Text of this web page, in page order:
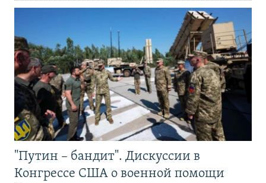
"Путин – бандит". Дискуссии в
Конгрессе США о военной помощи